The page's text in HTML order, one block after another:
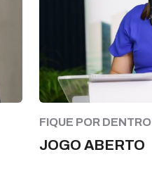
FIQUE POR DENTRO
JOGO ABERTO